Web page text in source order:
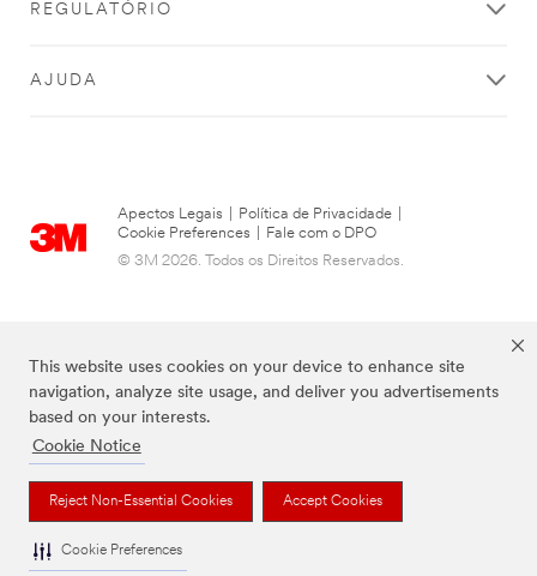
This website uses cookies on your device to enhance site
navigation, analyze site usage, and deliver you advertisements
based on your interests.
Cookie Notice
Reject Non-Essential Cookies Accept Cookies
Cookie Preferences
REGULATÓRIO
AJUDA
Apectos Legais Política de Privacidade
Cookie Preferences
Fale com o DPO
© 3M 2026. Todos os Direitos Reservados.
As marcas listadas a cima são marcas comerciais da 3M.